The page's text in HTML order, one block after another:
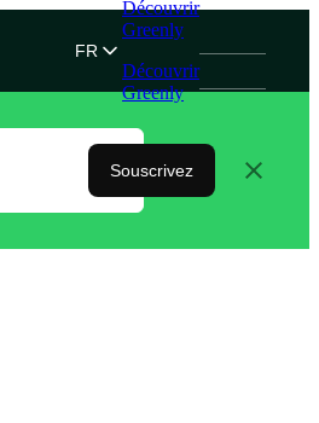
FR
Découvrir
Greenly
Découvrir
Greenly
Souscrivez